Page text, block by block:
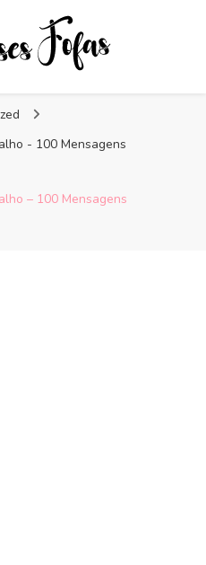
- 100 Mensagens
– 100 Mensagens